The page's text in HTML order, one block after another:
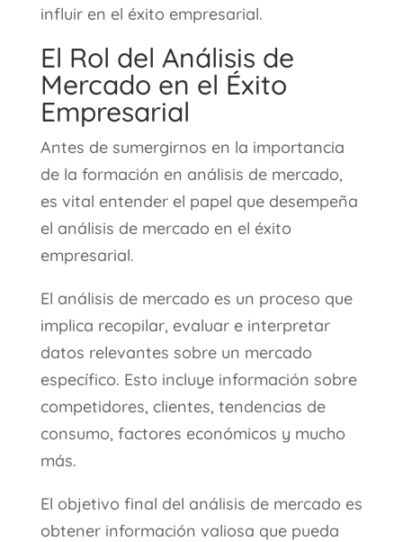
influir en el éxito empresarial.
El Rol del Análisis de
Mercado en el Éxito
Empresarial
Antes de sumergirnos en la importancia
de la formación en análisis de mercado,
es vital entender el papel que desempeña
el análisis de mercado en el éxito
empresarial.
El análisis de mercado es un proceso que
implica recopilar, evaluar e interpretar
datos relevantes sobre un mercado
específico. Esto incluye información sobre
competidores, clientes, tendencias de
consumo, factores económicos y mucho
más.
El objetivo final del análisis de mercado es
obtener información valiosa que pueda